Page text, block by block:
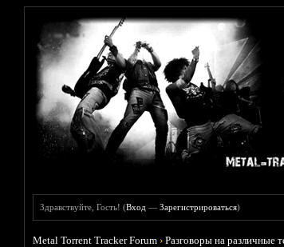
Здравствуйте, Гость! (Вход —Зарегистрироваться)
Metal Torrent Tracker Forum ›Разговоры на различные